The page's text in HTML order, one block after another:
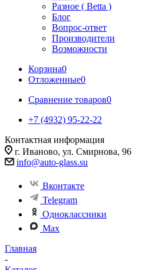
Разное ( Betta )
Блог
Вопрос-ответ
Производители
Возможности
Корзина0
Отложенные0
Сравнение товаров0
+7 (4932) 95-22-22
Контактная информация
г. Иваново, ул. Смирнова, 96
info@auto-glass.su
Вконтакте
Telegram
Одноклассники
Max
Главная
-